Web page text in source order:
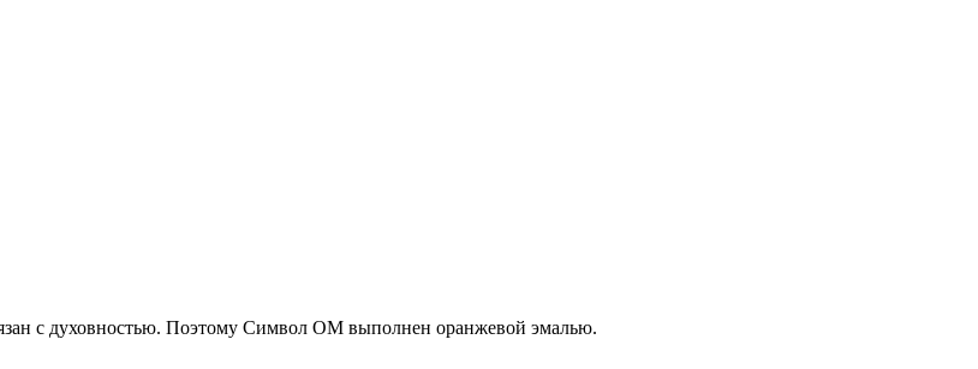
с духовностью. Поэтому Символ ОМ выполнен оранжевой эмалью.